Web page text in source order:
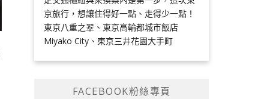
京旅行，想讓住得好一點、走得少一點！
東京八重之翠、東京高輪都城市飯店
Miyako City、東京三井花園大手町
FACEBOOK粉絲專頁